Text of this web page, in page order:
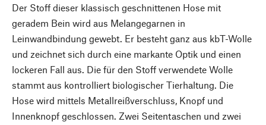
Der Stoff dieser klassisch geschnittenen Hose mit
geradem Bein wird aus Melangegarnen in
Leinwandbindung gewebt. Er besteht ganz aus kbT-Wolle
und zeichnet sich durch eine markante Optik und einen
lockeren Fall aus. Die für den Stoff verwendete Wolle
stammt aus kontrolliert biologischer Tierhaltung. Die
Hose wird mittels Metallreißverschluss, Knopf und
Innenknopf geschlossen. Zwei Seitentaschen und zwei